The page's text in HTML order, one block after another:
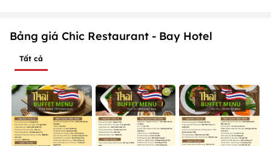
Bảng giá Chic Restaurant - Bay Hotel
Tất cả